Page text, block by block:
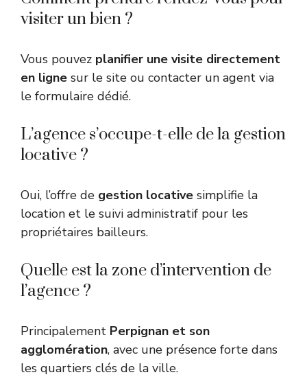
visiter un bien ?
Vous pouvez planifier une visite directement
en ligne sur le site ou contacter un agent via
le formulaire dédié.
L’agence s’occupe-t-elle de la gestion
locative ?
Oui, l’offre de gestion locative simplifie la
location et le suivi administratif pour les
propriétaires bailleurs.
Quelle est la zone d’intervention de
l’agence ?
Principalement Perpignan et son
agglomération, avec une présence forte dans
les quartiers clés de la ville.